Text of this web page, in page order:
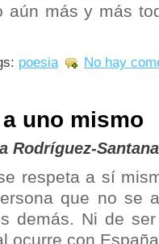
aún más y más
poesia No hay
uno mismo
Rodríguez-Santana
respeta a sí
que no se
demás. Ni de
ocurre con